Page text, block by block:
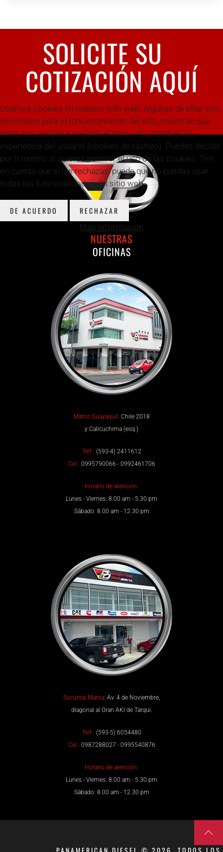
SOLICITE SU
COTIZACIÓN AQUÍ
NUESTRAS
OFICINAS
Matriz Guayaquil: Chile 2018
y Calicuchima (esq.)
Telf.: (593-4) 2411612
Cel.: 0995790066 - 0992461706
Horario de atención:
Lunes - Viernes: 8.00 am - 5.30 pm
Sábado: 8.00 am - 12.30 pm
Sucursal Manta: Av. 4 de Noviembre,
diagonal al Gran AKI de Tarqui.
Telf.: (593-5) 6054480
Cel.: 0987288027 - 0995540876
Horario de atención:
Lunes - Viernes: 8.00 am - 5.30 pm
Sábado: 8.00 am - 12.30 pm
Usamos cookies en nuestro sitio web. Algunas de ellas son
esenciales para el funcionamiento del sitio, mientras que
otras nos ayudan a mejorar el sitio web y también la
experiencia del usuario (cookies de rastreo). Puedes decidir
por ti mismo si quieres permitir el uso de las cookies. Ten
en cuenta que si las rechazas, puede que no puedas usar
todas las funcionalidades del sitio web.
DE ACUERDO RECHAZAR
Más información